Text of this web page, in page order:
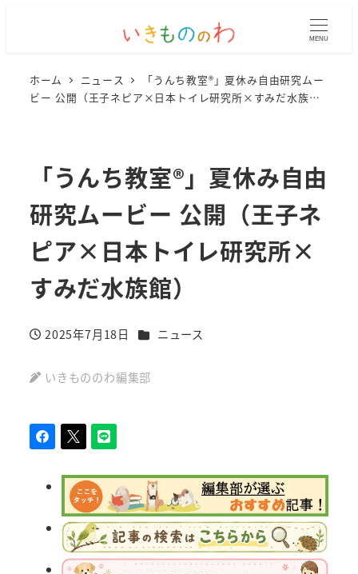
MENU
ホーム ニュース
「うんち教室®」夏休み自由研究ムー
ビー 公開（王子ネピア×日本トイレ研究所×すみだ水族
「うんち教室®」夏休み自由
研究ムービー 公開（王子ネ
ピア×日本トイレ研究所×
すみだ水族館）
投稿日
2025年7月18日 カテゴリー
ニュース
いきもののわ編集部